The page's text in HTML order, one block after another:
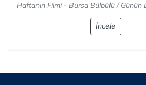
/ Dünyanın En İyi Tatlıları -
İncele